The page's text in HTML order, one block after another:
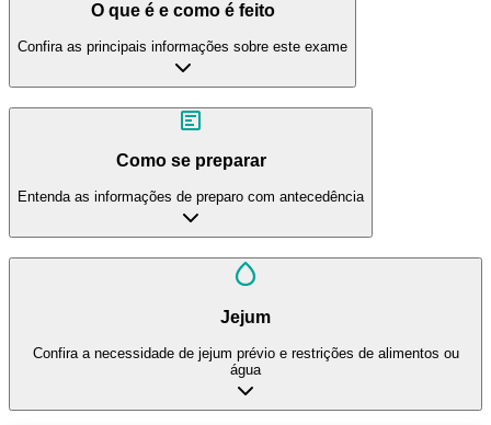
O que é e como é feito
Confira as principais informações sobre este exame
Como se preparar
Entenda as informações de preparo com antecedência
Jejum
Confira a necessidade de jejum prévio e restrições de alimentos ou
água